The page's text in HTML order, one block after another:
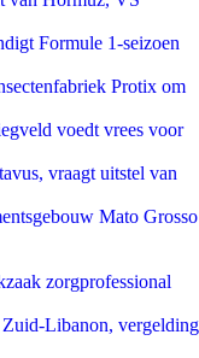
Formule 1-seizoen
Protix om
voedt vrees voor
vraagt uitstel van
Mato Grosso
zorgprofessional
Libanon, vergelding